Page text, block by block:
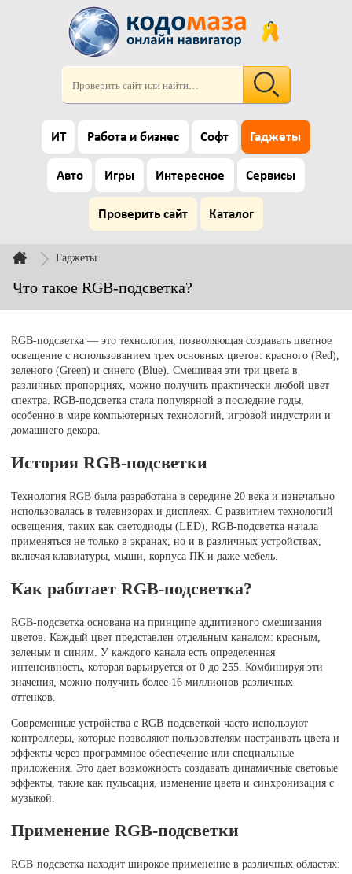
ИТ Работа и бизнес Софт Гаджеты
Авто Игры Интересное Сервисы
Проверить сайт Каталог
Гаджеты
Что такое RGB-подсветка?
RGB-подсветка — это технология, позволяющая создавать цветное
освещение с использованием трех основных цветов: красного (Red),
зеленого (Green) и синего (Blue). Смешивая эти три цвета в
различных пропорциях, можно получить практически любой цвет
спектра. RGB-подсветка стала популярной в последние годы,
особенно в мире компьютерных технологий, игровой индустрии и
домашнего декора.
История RGB-подсветки
Технология RGB была разработана в середине 20 века и изначально
использовалась в телевизорах и дисплеях. С развитием технологий
освещения, таких как светодиоды (LED), RGB-подсветка начала
применяться не только в экранах, но и в различных устройствах,
включая клавиатуры, мыши, корпуса ПК и даже мебель.
Как работает RGB-подсветка?
RGB-подсветка основана на принципе аддитивного смешивания
цветов. Каждый цвет представлен отдельным каналом: красным,
зеленым и синим. У каждого канала есть определенная
интенсивность, которая варьируется от 0 до 255. Комбинируя эти
значения, можно получить более 16 миллионов различных
оттенков.
Современные устройства с RGB-подсветкой часто используют
контроллеры, которые позволяют пользователям настраивать цвета и
эффекты через программное обеспечение или специальные
приложения. Это дает возможность создавать динамичные световые
эффекты, такие как пульсация, изменение цвета и синхронизация с
музыкой.
Применение RGB-подсветки
RGB-подсветка находит широкое применение в различных областях: